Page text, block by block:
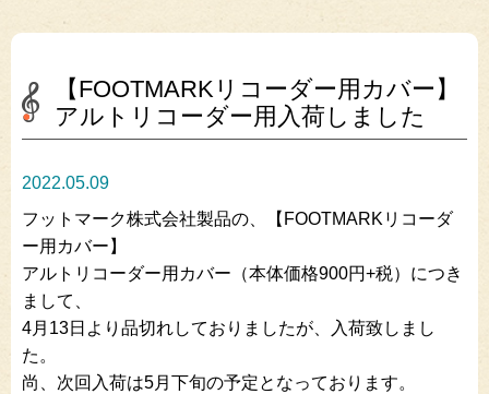
【FOOTMARKリコーダー用カバー】
アルトリコーダー用入荷しました
2022.05.09
フットマーク株式会社製品の、【FOOTMARKリコーダ
ー用カバー】
アルトリコーダー用カバー（本体価格900円+税）につき
まして、
4月13日より品切れしておりましたが、入荷致しまし
た。
尚、次回入荷は5月下旬の予定となっております。